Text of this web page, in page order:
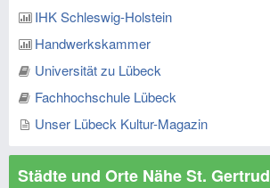
IHK Schleswig-Holstein
Handwerkskammer
Universität zu Lübeck
Fachhochschule Lübeck
Unser Lübeck Kultur-Magazin
Städte und Orte Nähe St. Gertrud